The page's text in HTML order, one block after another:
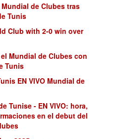
de Clubes tras
Tunis
Club with 2-0 win over
Mundial de Clubes con
Tunis
EN VIVO Mundial de
Tunise - EN VIVO: hora,
en el debut del